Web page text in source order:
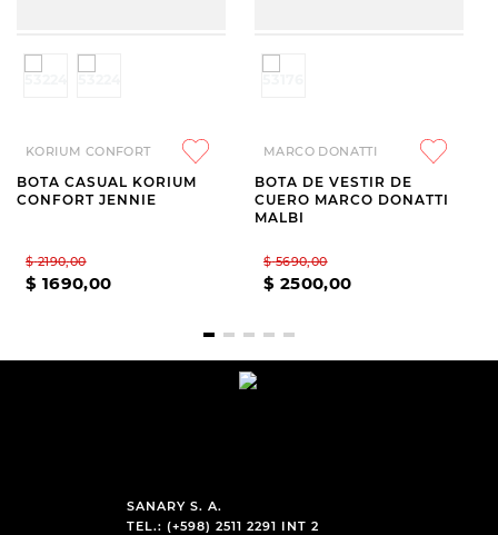
KORIUM CONFORT
BOTA CASUAL KORIUM
CONFORT JENNIE
$ 2190,00
$ 1690,00
MARCO DONATTI
BOTA DE VESTIR DE
CUERO MARCO DONATTI
MALBI
$ 5690,00
$ 2500,00
SANARY S. A.
TEL.: (+598) 2511 2291 INT 2